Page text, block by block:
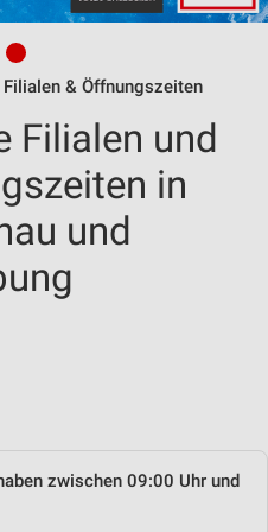
& Öffnungszeiten
Filialen und
in
und
zwischen 09:00 Uhr und